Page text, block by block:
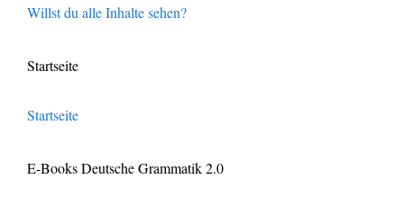
Willst du alle Inhalte sehen?
Startseite
Startseite
E-Books Deutsche Grammatik 2.0